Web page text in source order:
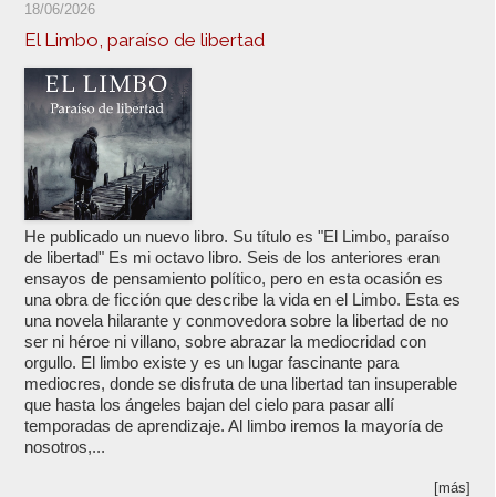
18/06/2026
El Limbo, paraíso de libertad
He publicado un nuevo libro. Su título es "El Limbo, paraíso
de libertad" Es mi octavo libro. Seis de los anteriores eran
ensayos de pensamiento político, pero en esta ocasión es
una obra de ficción que describe la vida en el Limbo. Esta es
una novela hilarante y conmovedora sobre la libertad de no
ser ni héroe ni villano, sobre abrazar la mediocridad con
orgullo. El limbo existe y es un lugar fascinante para
mediocres, donde se disfruta de una libertad tan insuperable
que hasta los ángeles bajan del cielo para pasar allí
temporadas de aprendizaje. Al limbo iremos la mayoría de
nosotros,...
[más]